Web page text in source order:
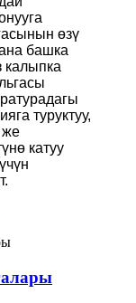
өзү
башка
калыпка
туруктуу,
же
катуу